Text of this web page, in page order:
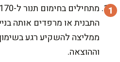
התבנית או מרפדים אותה
ממליצה להשקיע רגע
וההוצאה.